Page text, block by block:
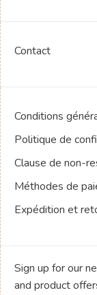
Contact
Conditions
Politique de
Clause de non-
Méthodes de
Expédition et
Sign up for our
and product